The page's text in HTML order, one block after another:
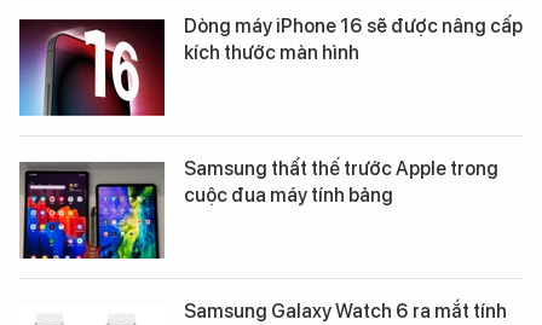
Dòng máy iPhone 16 sẽ được nâng cấp
kích thước màn hình
Samsung thất thế trước Apple trong
cuộc đua máy tính bảng
Samsung Galaxy Watch 6 ra mắt tính